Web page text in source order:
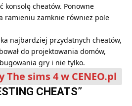
konsolę cheatów. Ponowne
ramieniu zamknie również pole
najbardziej przydatnych cheatów,
do projektowania domów,
gry i nie tylko.
The sims 4 w CENEO.pl
CHEATS”